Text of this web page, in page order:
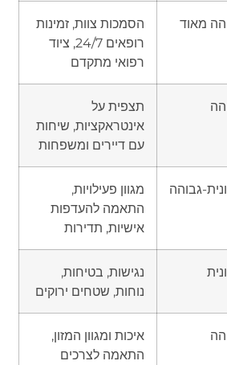
מאוד
הסמכות צוות, זמינות
רופאים 24/7, ציוד
רפואי מתקדם
תצפית על
אינטראקציות, שיחות
עם דיירים ומשפחות
גבוהה
מגוון פעילויות,
התאמה להעדפות
אישיות, תדירות
נגישות, בטיחות,
נוחות, שטחים ירוקים
איכות ומגוון המזון,
התאמה לצרכים